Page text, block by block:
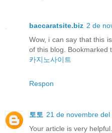
baccaratsite.biz 2 de
Wow, i can say that this
of this blog. Bookmarked
카지노사이트
Respon
토토 21 de novembre del
Your article is very helpful.